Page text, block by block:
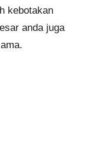
kebotakan
anda juga